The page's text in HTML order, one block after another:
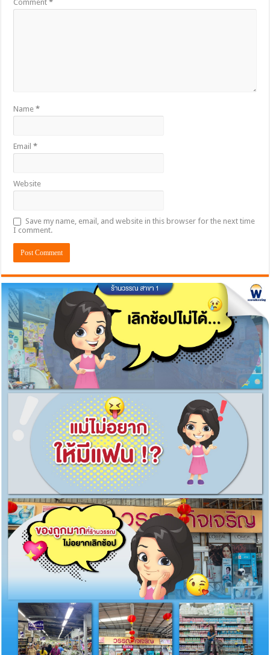
Comment*
Name*
Email*
Website
Save my name, email, and website in this browser for the next time
I comment.